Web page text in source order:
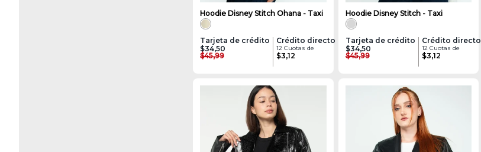
Hoodie Disney Stitch Ohana - Taxi
Tarjeta de crédito
$34,50
$45,99
Crédito directo
12 Cuotas de
$3,12
Hoodie Disney Stitch - Taxi
Tarjeta de crédito
$34,50
$45,99
Crédito directo
12 Cuotas de
$3,12